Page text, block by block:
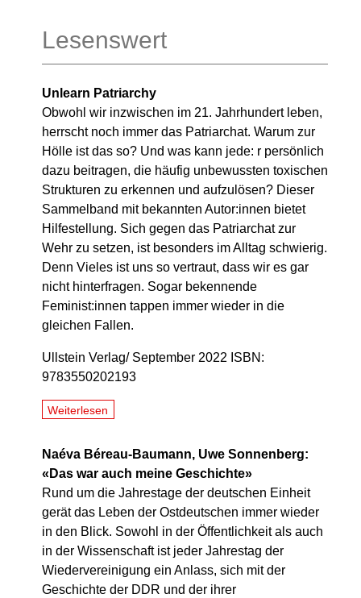
Lesenswert
Unlearn Patriarchy
Obwohl wir inzwischen im 21. Jahrhundert leben,
herrscht noch immer das Patriarchat. Warum zur
Hölle ist das so? Und was kann jede: r persönlich
dazu beitragen, die häufig unbewussten toxischen
Strukturen zu erkennen und aufzulösen? Dieser
Sammelband mit bekannten Autor:innen bietet
Hilfestellung. Sich gegen das Patriarchat zur
Wehr zu setzen, ist besonders im Alltag schwierig.
Denn Vieles ist uns so vertraut, dass wir es gar
nicht hinterfragen. Sogar bekennende
Feminist:innen tappen immer wieder in die
gleichen Fallen.
Ullstein Verlag/ September 2022 ISBN:
9783550202193
Weiterlesen
Naéva Béreau-Baumann, Uwe Sonnenberg:
«Das war auch meine Geschichte»
Rund um die Jahrestage der deutschen Einheit
gerät das Leben der Ostdeutschen immer wieder
in den Blick. Sowohl in der Öffentlichkeit als auch
in der Wissenschaft ist jeder Jahrestag der
Wiedervereinigung ein Anlass, sich mit der
Geschichte der DDR und der ihrer